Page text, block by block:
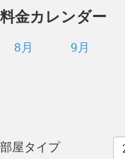
料金カレンダー
8月 9月
部屋タイプ